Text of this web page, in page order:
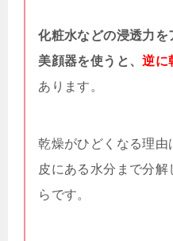
化粧水などの浸透力を
美顔器を使うと、逆に
あります。
乾燥がひどくなる理由
皮にある水分まで分
らです。